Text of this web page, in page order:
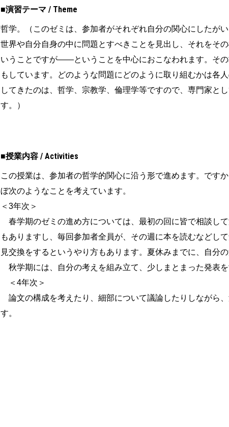
■演習テーマ / Theme
哲学。（このゼミは、参加者がそれぞれ自分の関心にしたが
世界や自分自身の中に問題とすべきことを見出し、それを
いうことですが——ということを中心におこなわれます。そ
もしています。どのような問題にどのように取り組むかは各
してきたのは、哲学、宗教学、倫理学等ですので、専門家と
す。）
■授業内容 / Activities
この授業は、参加者の哲学的関心に沿う形で進めます。です
ぼ次のようなことを考えています。
＜3年次＞
春学期のゼミの進め方については、最初の回に皆で相談し
もありますし、毎回参加者全員が、その週に本を読むなどし
見交換をするというやり方もあります。夏休みまでに、自分
秋学期には、自分の考えを組み立て、少しまとまった発表を
＜4年次＞
論文の構成を考えたり、細部について議論したりしながら
す。